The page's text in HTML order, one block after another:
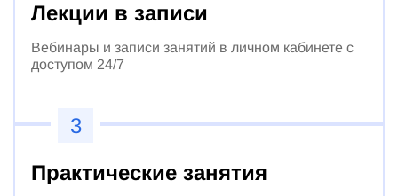
Лекции в записи
Вебинары и записи занятий в личном кабинете с
доступом 24/7
3
Практические занятия